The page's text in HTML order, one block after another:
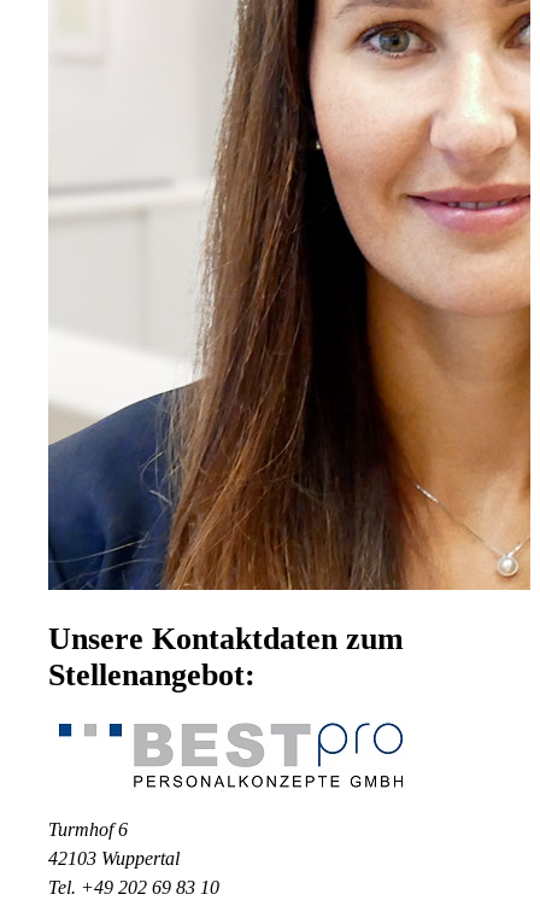
Unsere Kontaktdaten zum
Stellenangebot:
Turmhof 6
42103 Wuppertal
Tel. +49 202 69 83 10